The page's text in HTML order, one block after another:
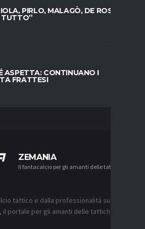
PIRLO, MALAGÒ, DE ROSSI E
TUTTO”
ASPETTA: CONTINUANO I
FRATTESI
ZEMANIA
Il fantacalcio per gli amanti delle tattiche
tattico e dalla professionalità sui
portale per gli amanti delle tattiche